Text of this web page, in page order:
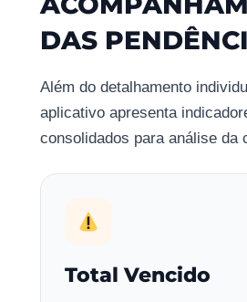
DAS
Além do detalhamento
aplicativo apresenta
consolidados para análise da
Total Vencido